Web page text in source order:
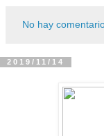
No hay
2019/11/14